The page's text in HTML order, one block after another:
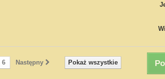
Pokaż wszystkie
6 Następny